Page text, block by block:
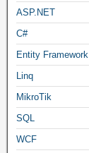
ASP.NET
C#
Entity Framework
Linq
MikroTik
SQL
WCF